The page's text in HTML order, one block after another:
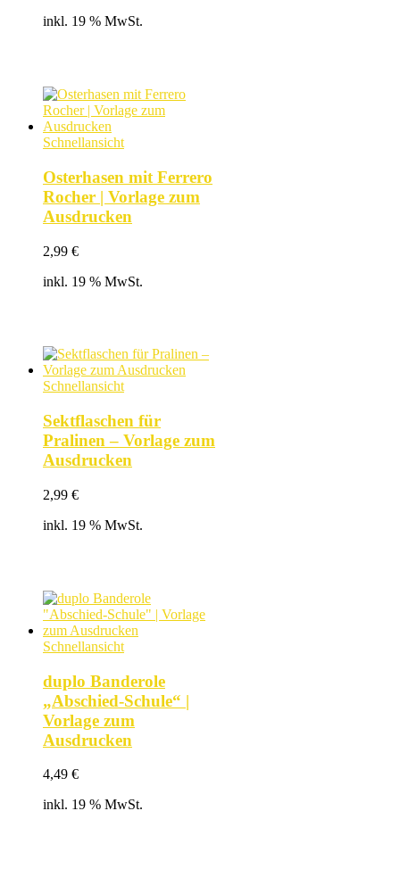
inkl. 19 % MwSt.
Schnellansicht
Osterhasen mit Ferrero
Rocher | Vorlage zum
Ausdrucken
2,99 €
inkl. 19 % MwSt.
Schnellansicht
Sektflaschen für
Pralinen – Vorlage zum
Ausdrucken
2,99 €
inkl. 19 % MwSt.
Schnellansicht
duplo Banderole
„Abschied-Schule“ |
Vorlage zum
Ausdrucken
4,49 €
inkl. 19 % MwSt.